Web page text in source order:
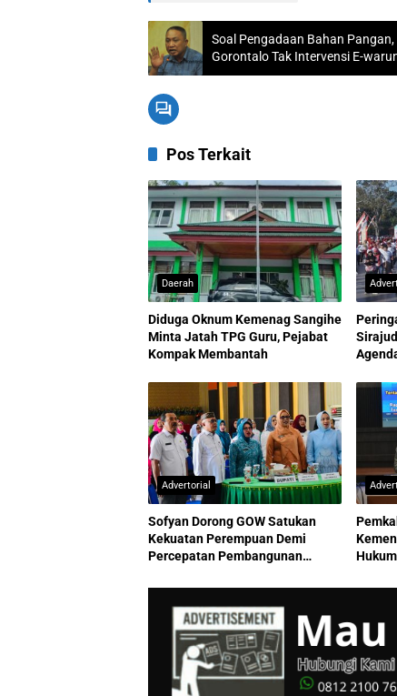
Soal Pengadaan Bahan
Gorontalo Tak Intervensi E-
Pos Terkait
Daerah
Diduga Oknum Kemenag Sangihe
Minta Jatah TPG Guru, Pejabat
Kompak Membantah
Advertorial
Sofyan Dorong GOW Satukan
Kekuatan Perempuan Demi
Percepatan Pembangunan